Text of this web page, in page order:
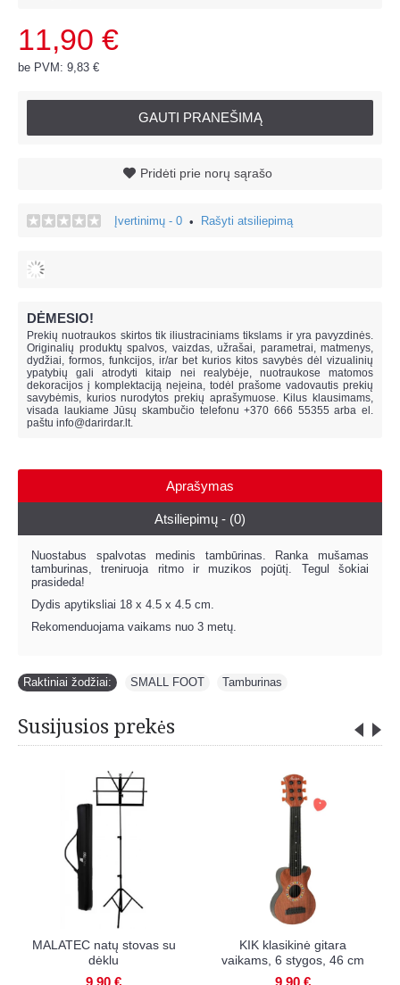
11,90 €
be PVM: 9,83 €
GAUTI PRANEŠIMĄ
Pridėti prie norų sąrašo
Įvertinimų - 0 • Rašyti atsiliepimą
DĖMESIO!
Prekių nuotraukos skirtos tik iliustraciniams tikslams ir yra pavyzdinės.
Originalių produktų spalvos, vaizdas, užrašai, parametrai, matmenys,
dydžiai, formos, funkcijos, ir/ar bet kurios kitos savybės dėl vizualinių
ypatybių gali atrodyti kitaip nei realybėje, nuotraukose matomos
dekoracijos į komplektaciją neįeina, todėl prašome vadovautis prekių
savybėmis, kurios nurodytos prekių aprašymuose. Kilus klausimams,
visada laukiame Jūsų skambučio telefonu +370 666 55355 arba el.
paštu info@darirdar.lt.
Aprašymas
Atsiliepimų - (0)
Nuostabus spalvotas medinis tambūrinas. Ranka mušamas
tamburinas, treniruoja ritmo ir muzikos pojūtį. Tegul šokiai
prasideda!
Dydis apytiksliai 18 x 4.5 x 4.5 cm.
Rekomenduojama vaikams nuo 3 metų.
Raktiniai žodžiai: SMALL FOOT Tamburinas
Susijusios prekės
COMMOTION barškučiai
EGG, 2 vnt.
3,90 €
MALATEC natų stovas su
dėklu
9,90 €